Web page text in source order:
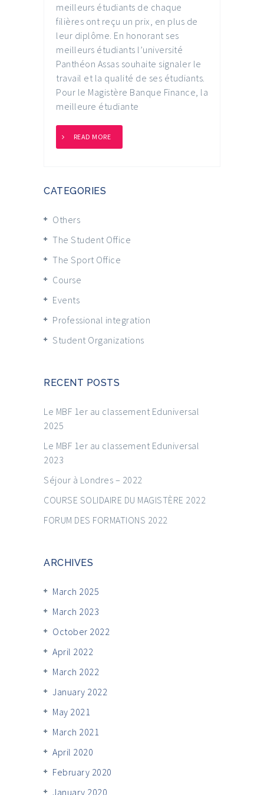
meilleurs étudiants de chaque
filières ont reçu un prix, en plus de
leur diplôme. En honorant ses
meilleurs étudiants l’université
Panthéon Assas souhaite signaler le
travail et la qualité de ses étudiants.
Pour le Magistère Banque Finance, la
meilleure étudiante
READ MORE
CATEGORIES
Others
The Student Office
The Sport Office
Course
Events
Professional integration
Student Organizations
RECENT POSTS
Le MBF 1er au classement Eduniversal
2025
Le MBF 1er au classement Eduniversal
2023
Séjour à Londres – 2022
COURSE SOLIDAIRE DU MAGISTÈRE 2022
FORUM DES FORMATIONS 2022
ARCHIVES
March 2025
March 2023
October 2022
April 2022
March 2022
January 2022
May 2021
March 2021
April 2020
February 2020
January 2020